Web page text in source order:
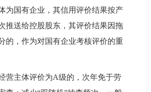
为国有企业，其信用评价结果按产
推送给控股股东，其评价结果因拖
的，作为对国有企业考核评价的重
营主体评价为A级的，次年免于劳